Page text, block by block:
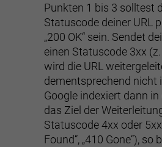
Punkten 1 bis 3 solltest
Statuscode deiner URL
„200 OK“ sein. Sendet
einen Statuscode 3xx
wird die URL
dementsprechend nicht
Google indexiert dann
das Ziel der
Statuscode 4xx oder
Found“, „410 Gone“),